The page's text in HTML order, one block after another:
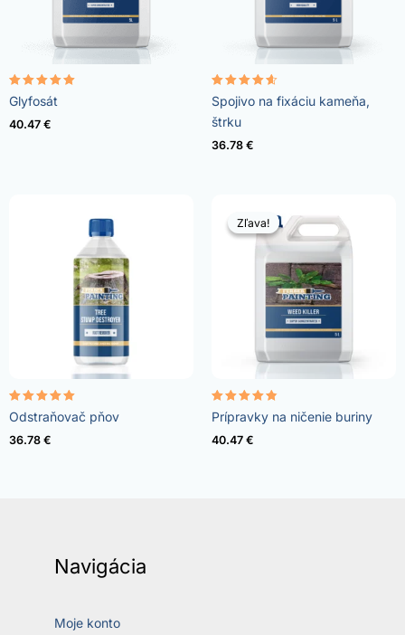
Hodnotenie
4.96
z 5
Glyfosát
40.47 €
Hodnotenie
4.57
z 5
Spojivo na fixáciu kameňa,
štrku
36.78 €
Hodnotenie
5.00
z 5
Odstraňovač pňov
36.78 €
Zľava!
Zľava!
Hodnotenie
4.73
z 5
Prípravky na ničenie buriny
40.47 €
Navigácia
Moje konto